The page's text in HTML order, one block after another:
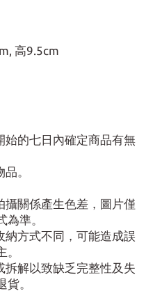
高9.5cm
的七日內確定商品有無
品。
關係產生色差，圖片僅
為準。
方式不同，可能造成誤
。
解以致缺乏完整性及失
。